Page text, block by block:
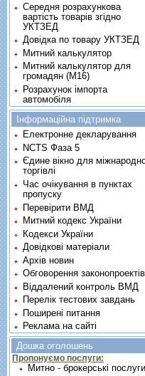
Середня розрахункова
вартість товарів згідно
УКТЗЕД
Довідка по товару УКТЗЕД
Митний калькулятор
Митний калькулятор для
громадян (М16)
Розрахунок імпорта
автомобіля
Інформаційна підтримка
Електронне декларування
NCTS Фаза 5
Єдине вікно для
торгівлі
Час очікування в пунктах
пропуску
Перевірити ВМД
Митний кодекс України
Кодекси України
Довідкові матеріали
Архів новин
Обговорення законопроектів
Віддалений контроль ВМД
Перелік тестових завдань
Поширені питання
Реклама на сайті
Дошка оголошень
Пропонуємо послуги:
Митно - брокерські послуги